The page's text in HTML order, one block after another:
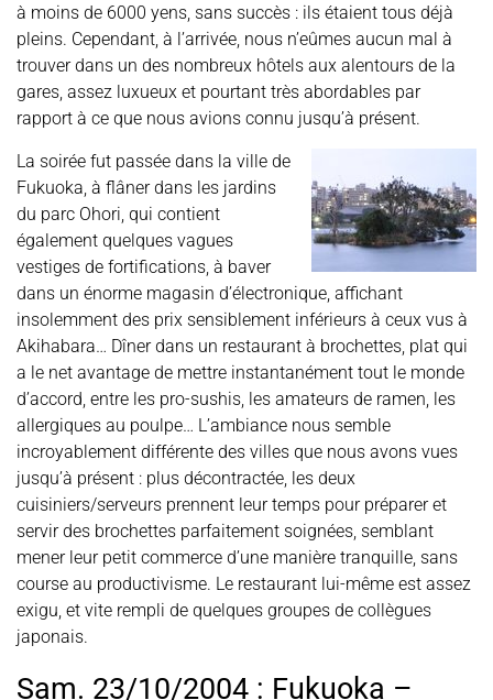
à moins de 6000 yens, sans succès : ils étaient tous déjà
pleins. Cependant, à l’arrivée, nous n’eûmes aucun mal à
trouver dans un des nombreux hôtels aux alentours de la
gares, assez luxueux et pourtant très abordables par
rapport à ce que nous avions connu jusqu’à présent.
La soirée fut passée dans la ville de
Fukuoka, à flâner dans les jardins
du parc Ohori, qui contient
également quelques vagues
vestiges de fortifications, à baver
dans un énorme magasin d’électronique, affichant
insolemment des prix sensiblement inférieurs à ceux vus à
Akihabara… Dîner dans un restaurant à brochettes, plat qui
a le net avantage de mettre instantanément tout le monde
d’accord, entre les pro-sushis, les amateurs de ramen, les
allergiques au poulpe… L’ambiance nous semble
incroyablement différente des villes que nous avons vues
jusqu’à présent : plus décontractée, les deux
cuisiniers/serveurs prennent leur temps pour préparer et
servir des brochettes parfaitement soignées, semblant
mener leur petit commerce d’une manière tranquille, sans
course au productivisme. Le restaurant lui-même est assez
exigu, et vite rempli de quelques groupes de collègues
japonais.
Sam. 23/10/2004 : Fukuoka –